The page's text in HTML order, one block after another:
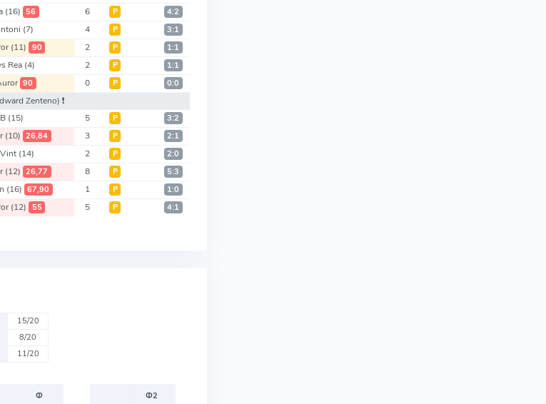
(16) 56 6 Р 4:2
(7) 4 Р 3:1
(11) 90 2 Р 1:1
Rea (4) 2 Р 1:1
90 0 Р 0:0
Zenteno) ❗️
(15) 5 Р 3:2
(10) 26,84 3 Р 2:1
(14) 2 Р 2:0
(12) 26,77 8 Р 5:3
(16) 67,90 1 Р 1:0
(12) 55 5 Р 4:1
15/20
8/20
11/20
Ф
Ф2